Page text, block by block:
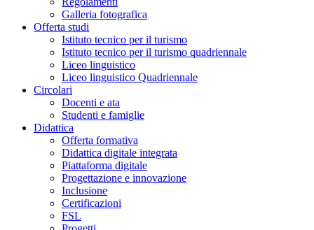
Galleria fotografica
Offerta studi
Istituto tecnico per il turismo
Istituto tecnico per il turismo quadriennale
Liceo linguistico
Liceo linguistico Quadriennale
Circolari
Docenti e ata
Studenti e famiglie
Didattica
Offerta formativa
Didattica digitale integrata
Piattaforma digitale
Progettazione e innovazione
Inclusione
Certificazioni
FSL